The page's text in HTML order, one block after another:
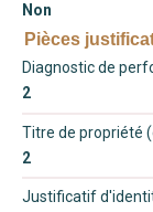
Non
Pièces
Diagnostic de
2
Titre de propriété
2
Justificatif